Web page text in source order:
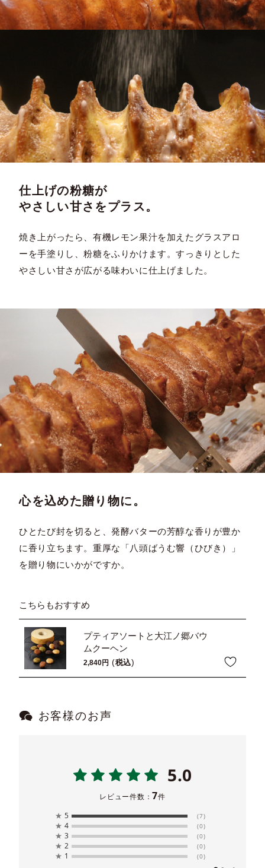
仕上げの粉糖が
やさしい甘さをプラス。
焼き上がったら、有機レモン果汁を加えたグラスアロ
ーを手塗りし、粉糖をふりかけます。すっきりとした
やさしい甘さが広がる味わいに仕上げました。
心を込めた贈り物に。
ひとたび封を切ると、発酵バターの芳醇な香りが豊か
に香り立ちます。重厚な「八頭ばうむ響（ひびき）」
を贈り物にいかがですか。
こちらもおすすめ
プティアソートと大江ノ郷バウ
ムクーヘン
2,840 税込
お客様のお声
5.0
レビュー件数：7件
★ 5 (7)
★ 4 (0)
★ 3 (0)
★ 2 (0)
★ 1 (0)